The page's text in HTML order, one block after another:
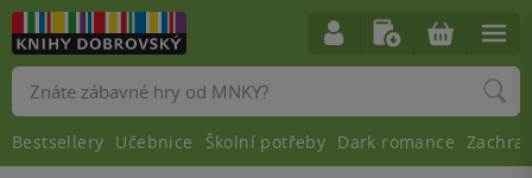
Vyhledávání
Bestsellery Učebnice Školní potřeby Dark romance